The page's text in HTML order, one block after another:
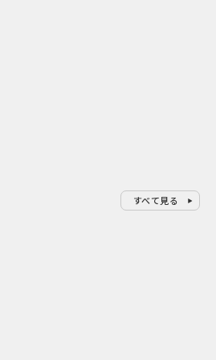
すべて見る